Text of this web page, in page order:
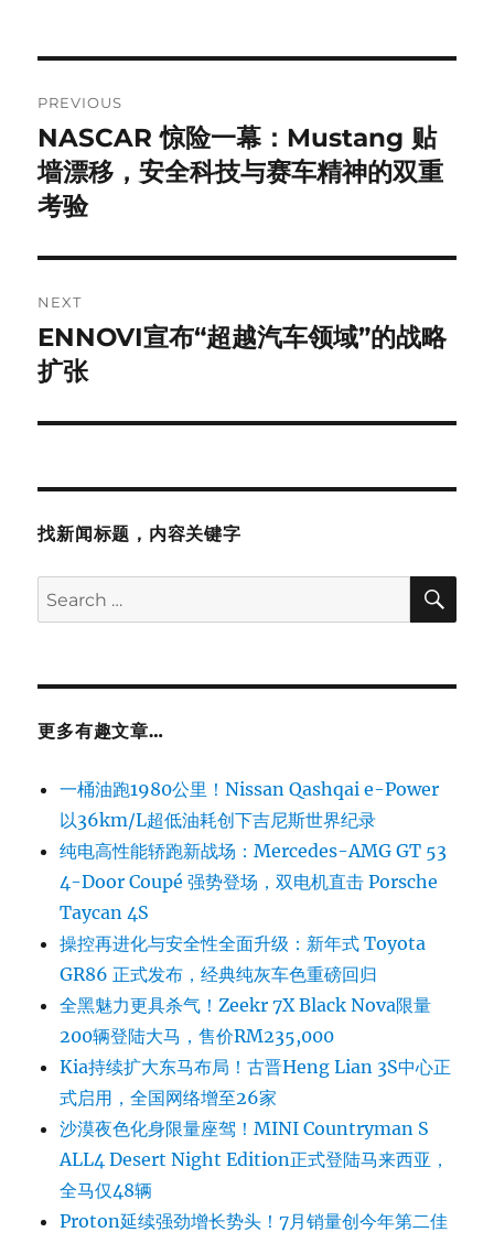
navigation
PREVIOUS
Previous
post:
NASCAR 惊险一幕：Mustang 贴
墙漂移，安全科技与赛车精神的双重
考验
NEXT
Next
post:
ENNOVI宣布“超越汽车领域”的战略
扩张
找新闻标题，内容关键字
Search
for:
更多有趣文章…
一桶油跑1980公里！Nissan Qashqai e-Power
以36km/L超低油耗创下吉尼斯世界纪录
纯电高性能轿跑新战场：Mercedes-AMG GT 53
4-Door Coupé 强势登场，双电机直击 Porsche
Taycan 4S
操控再进化与安全性全面升级：新年式 Toyota
GR86 正式发布，经典纯灰车色重磅回归
全黑魅力更具杀气！Zeekr 7X Black Nova限量
200辆登陆大马，售价RM235,000
Kia持续扩大东马布局！古晋Heng Lian 3S中心正
式启用，全国网络增至26家
沙漠夜色化身限量座驾！MINI Countryman S
ALL4 Desert Night Edition正式登陆马来西亚，
全马仅48辆
Proton延续强劲增长势头！7月销量创今年第二佳